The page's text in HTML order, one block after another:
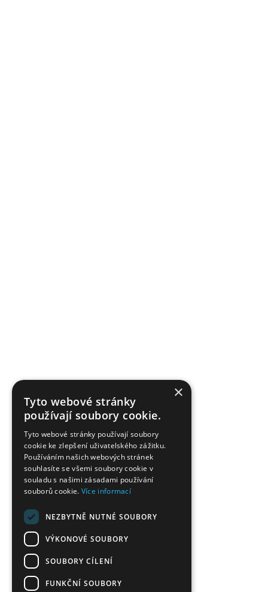
×
Tyto webové stránky
používají soubory cookie.
Tyto webové stránky používají soubory
cookie ke zlepšení uživatelského zážitku.
Používáním našich webových stránek
souhlasíte se všemi soubory cookie v
souladu s našimi zásadami používání
souborů cookie. Více informací
NEZBYTNĚ NUTNÉ SOUBORY
VÝKONOVÉ SOUBORY
SOUBORY CÍLENÍ
FUNKČNÍ SOUBORY